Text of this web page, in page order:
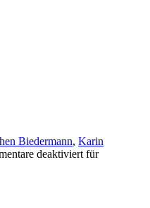
Biedermann, Karin
deaktiviert für